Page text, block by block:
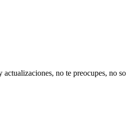
actualizaciones, no te preocupes, no